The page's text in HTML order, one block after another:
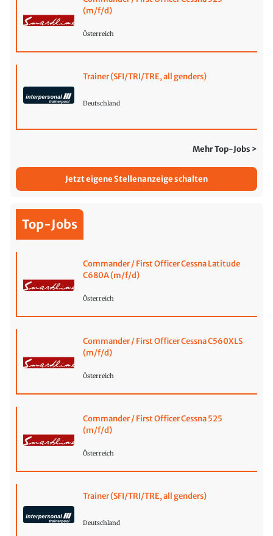
(m/f/d)
Österreich
Trainer (SFI/TRI/TRE, all genders)
Deutschland
Mehr Top-Jobs >
Jetzt eigene Stellenanzeige schalten
Top-Jobs
Commander / First Officer Cessna Latitude
C680A (m/f/d)
Österreich
Commander / First Officer Cessna C560XLS
(m/f/d)
Österreich
Commander / First Officer Cessna 525
(m/f/d)
Österreich
Trainer (SFI/TRI/TRE, all genders)
Deutschland